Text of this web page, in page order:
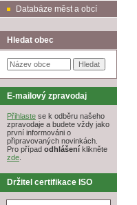
Databáze měst a obcí
Hledat obec
E-mailový zpravodaj
Přihlaste se k odběru našeho
zpravodaje a budete vždy jako
první informováni o
připravovaných novinkách.
Pro případ odhlášení klikněte
zde.
Držitel certifikace ISO